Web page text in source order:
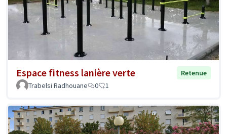
Espace fitness lanière verte
Retenue
Trabelsi Radhouane
0 1